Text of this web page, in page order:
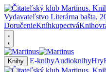
DoručenieKníhkupectvá
Knihy E-knihyAudioknihyHry